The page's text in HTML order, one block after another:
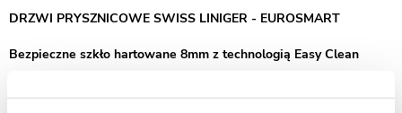
DRZWI PRYSZNICOWE SWISS LINIGER - EUROSMART
Bezpieczne szkło hartowane 8mm z technologią Easy Clean